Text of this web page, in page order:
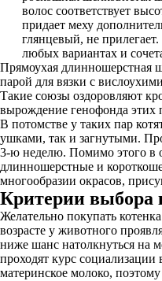
волос соответствует
придает меху
глянцевый, не
любых вариантах и
Прямоухая длинношерстная
парой для вязки с
Такие союзы оздоровляют
вырождение генофонда этих
В потомстве у таких пар
ушками, так и загнутыми.
3-ю неделю. Помимо этого в
длинношерстные и
многообразии окрасов,
Критерии выбора
Желательно покупать
возрасте у животного
ниже шанс натолкнуться на
проходят курс
материнское молоко,